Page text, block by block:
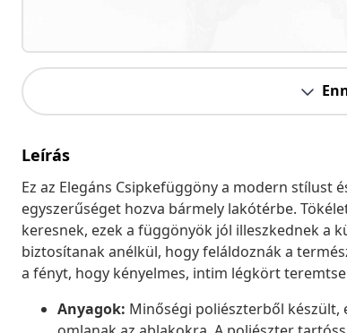
Leírás
Ez az Elegáns Csipkefüggöny a modern stílust
egyszerűséget hozva bármely lakótérbe.
keresnek, ezek a függönyök jól illeszkednek a
biztosítanak anélkül, hogy feláldoznák a
a fényt, hogy kényelmes, intim légkört
Anyagok: Minőségi poliészterből készült,